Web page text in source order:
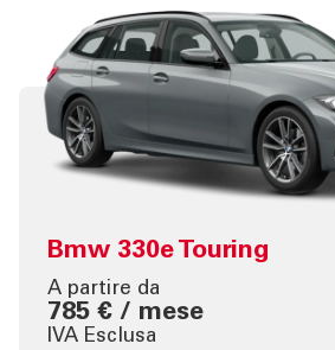
Bmw 330e Touring
A partire da
785 € / mese
IVA Esclusa